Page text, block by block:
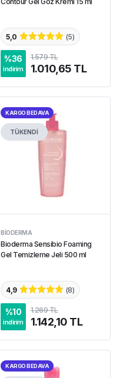
5,0 (5)
%36
indirim
1.579 TL
1.010,65 TL
KARGO BEDAVA
TÜKENDİ
BIODERMA
Bioderma Sensibio Foaming
Gel Temizleme Jeli 500 ml
4,9 (8)
%10
indirim
1.269 TL
1.142,10 TL
KARGO BEDAVA